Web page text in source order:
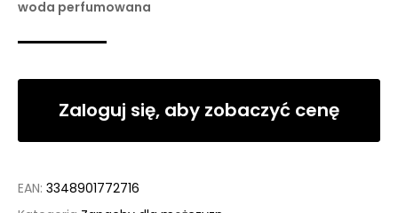
woda perfumowana
Zaloguj się, aby zobaczyć cenę
EAN: 3348901772716